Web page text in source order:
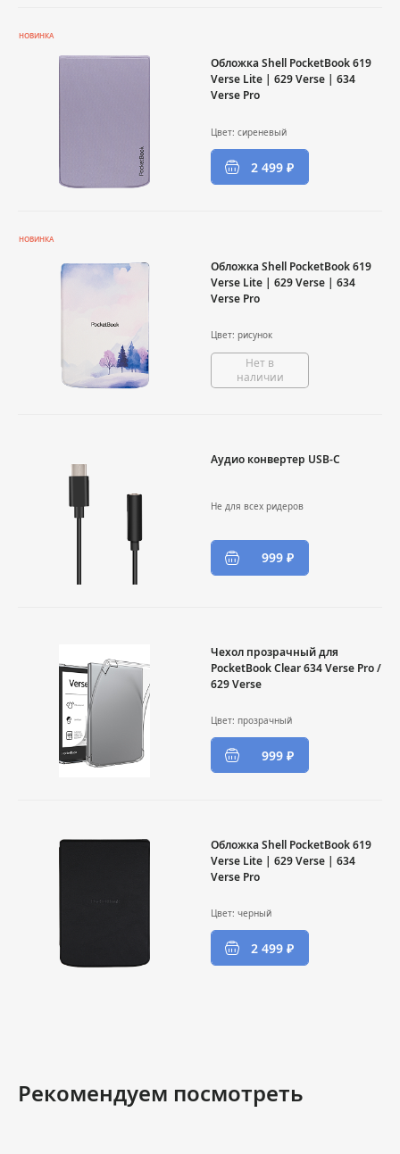
НОВИНКА
Обложка Shell PocketBook 619
Verse Lite | 629 Verse | 634
Verse Pro
Цвет: сиреневый
2 499 ₽
НОВИНКА
Обложка Shell PocketBook 619
Verse Lite | 629 Verse | 634
Verse Pro
Цвет: рисунок
Нет в
наличии
Аудио конвертер USB-C
Не для всех ридеров
999 ₽
Чехол прозрачный для
PocketBook Clear 634 Verse Pro /
629 Verse
Цвет: прозрачный
999 ₽
Обложка Shell PocketBook 619
Verse Lite | 629 Verse | 634
Verse Pro
Цвет: черный
2 499 ₽
Рекомендуем посмотреть